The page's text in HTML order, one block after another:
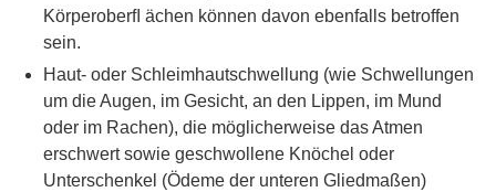
Körperoberﬂ ächen können davon ebenfalls betroffen
sein.
Haut- oder Schleimhautschwellung (wie Schwellungen
um die Augen, im Gesicht, an den Lippen, im Mund
oder im Rachen), die möglicherweise das Atmen
erschwert sowie geschwollene Knöchel oder
Unterschenkel (Ödeme der unteren Gliedmaßen)